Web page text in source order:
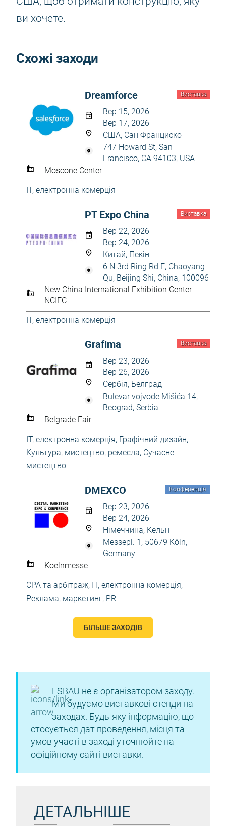
ви хочете.
Схожі заходи
Виставка
Dreamforce
Вер 15, 2026
Вер 17, 2026
США, Сан Франциско
747 Howard St, San
Francisco, CA 94103, USA
Moscone Center
IT, електронна комерція
Виставка
PT Expo China
Вер 22, 2026
Вер 24, 2026
Китай, Пекін
6 N 3rd Ring Rd E, Chaoyang
Qu, Beijing Shi, China, 100096
New China International Exhibition Center
NCIEC
IT, електронна комерція
Виставка
Grafima
Вер 23, 2026
Вер 26, 2026
Сербія, Белград
Bulevar vojvode Mišića 14,
Beograd, Serbia
Belgrade Fair
IT, електронна комерція, Графічний дизайн,
Культура, мистецтво, ремесла, Сучасне
мистецтво
Конференція
DMEXCO
Вер 23, 2026
Вер 24, 2026
Німеччина, Кельн
Messepl. 1, 50679 Köln,
Germany
Koelnmesse
CPA та арбітраж, IT, електронна комерція,
Реклама, маркетинг, PR
БІЛЬШЕ ЗАХОДІВ
ESBAU не є організатором заходу.
Ми будуємо виставкові стенди на
заходах. Будь-яку інформацію, що
стосується дат проведення, місця та
умов участі в заході уточнюйте на
офіційному сайті виставки.
ДЕТАЛЬНІШЕ